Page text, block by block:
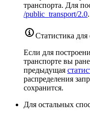
транспорта. Для
/public_transport/2.0.
Статистика
Если для
транспорте вы
предыдущая
распределения
сохранится.
Для остальных